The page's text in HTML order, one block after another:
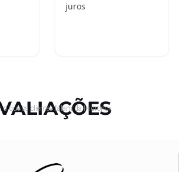
juros
o que os clientes falam da Hidronox